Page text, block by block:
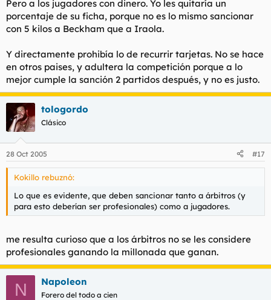
Pero a los jugadores con dinero. Yo les quitaría un
porcentaje de su ficha, porque no es lo mismo sancionar
con 5 kilos a Beckham que a Iraola.
Y directamente prohibía lo de recurrir tarjetas. No se hace
en otros paises, y adultera la competición porque a lo
mejor cumple la sanción 2 partidos después, y no es justo.
tologordo
Clásico
28 Oct 2005 #17
Kokillo rebuznó:
Lo que es evidente, que deben sancionar tanto a árbitros (y
para esto deberían ser profesionales) como a jugadores.
me resulta curioso que a los árbitros no se les considere
profesionales ganando la millonada que ganan.
N Napoleon
Forero del todo a cien